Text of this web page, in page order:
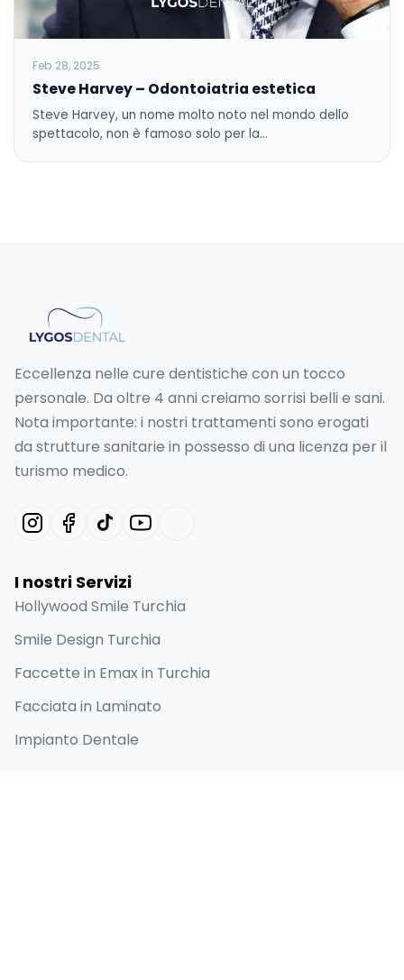
Feb 28, 2025
Steve Harvey – Odontoiatria estetica
Steve Harvey, un nome molto noto nel mondo dello
spettacolo, non è famoso solo per la…
Eccellenza nelle cure dentistiche con un tocco
personale. Da oltre 4 anni creiamo sorrisi belli e sani.
Nota importante: i nostri trattamenti sono erogati
da strutture sanitarie in possesso di una licenza per il
turismo medico.
I nostri Servizi
Hollywood Smile Turchia
Smile Design Turchia
Faccette in Emax in Turchia
Facciata in Laminato
Impianto Dentale